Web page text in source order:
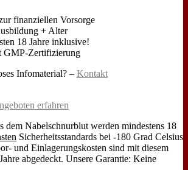
finanziellen Vorsorge
+ Alter
18 Jahre inklusive!
GMP-Zertifizierung
Infomaterial? – Kontakt
erfahren
dem Nabelschnurblut werden mindestens 18
Sicherheitsstandards bei -180 Grad Celsius
und Einlagerungskosten sind mit diesem
abgedeckt. Unsere Garantie: Keine